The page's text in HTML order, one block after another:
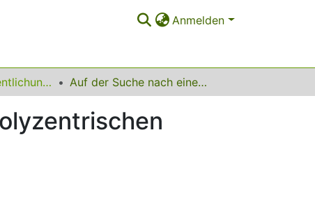
Anmelden
Sonstige Veröffentlichungen Auf der Suche nach einem Subjekt der Ethik in polyzentrischen Gesellschaften